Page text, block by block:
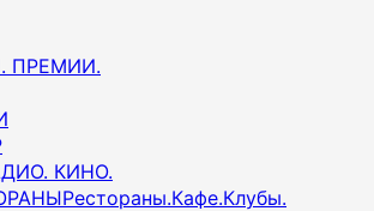
ПРЕМИИ.
КИНО.
Рестораны.Кафе.Клубы.